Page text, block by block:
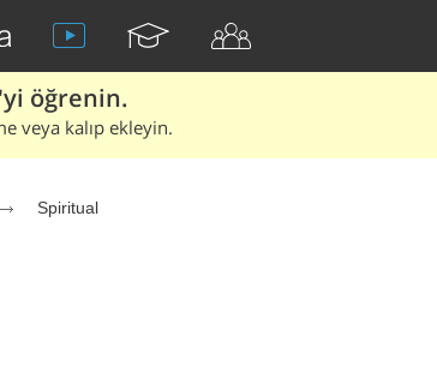
öğrenin.
veya kalıp ekleyin.
Spiritual